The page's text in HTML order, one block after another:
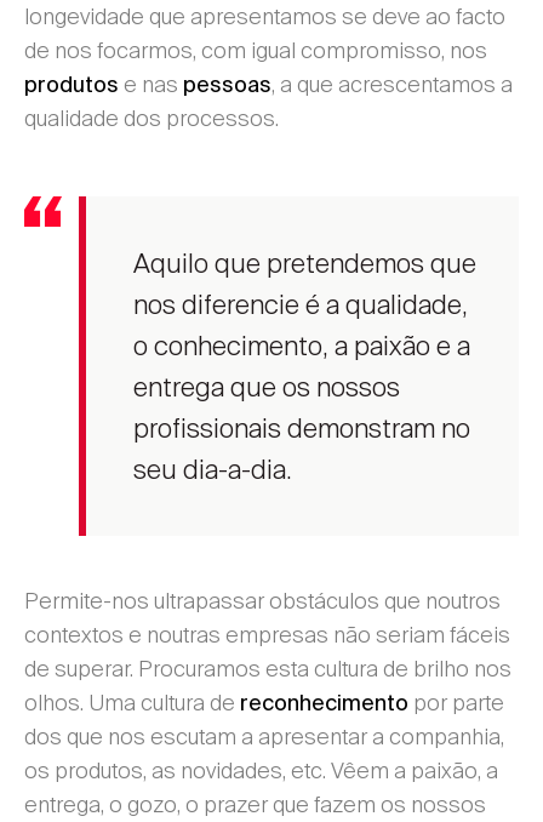
longevidade que apresentamos se deve ao facto
de nos focarmos, com igual compromisso, nos
produtos e nas pessoas, a que acrescentamos a
qualidade dos processos.
Aquilo que pretendemos que
nos diferencie é a qualidade,
o conhecimento, a paixão e a
entrega que os nossos
profissionais demonstram no
seu dia-a-dia.
Permite-nos ultrapassar obstáculos que noutros
contextos e noutras empresas não seriam fáceis
de superar. Procuramos esta cultura de brilho nos
olhos. Uma cultura de reconhecimento por parte
dos que nos escutam a apresentar a companhia,
os produtos, as novidades, etc. Vêem a paixão, a
entrega, o gozo, o prazer que fazem os nossos